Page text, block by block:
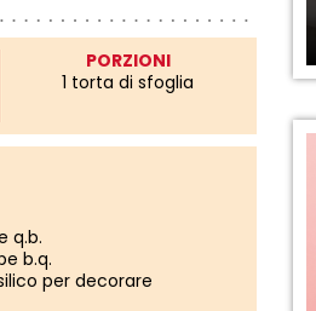
PORZIONI
1 torta di sfoglia
q.b.
b.q.
per decorare